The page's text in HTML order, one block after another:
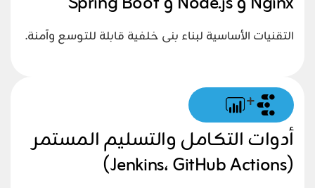
التقنيات الأساسية لبناء بنى خلفية قابلة للتوسع وآمنة.
+
أدوات التكامل والتسليم المستمر
(Jenkins، GitHub Actions)